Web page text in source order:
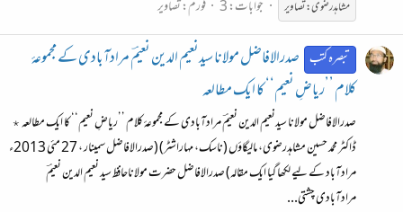
مشاہدرضوی:تصاویر
جوابات: 3 فورم:تصاویر
تبصرہ کتب صدرالافاضل مولانا سیدنعیم الدین نعیمؔ مرادآبادی کے مجموعۂ
کلام ’’ریاضِ نعیم‘‘ کا ایک مطالعہ
صدرالافاضل مولانا سیدنعیم الدین نعیمؔ مرادآبادی کے مجموعۂ کلام ’’ریاضِ نعیم‘‘ کا ایک مطالعہ ٭
ڈاکٹر محمد حسین مشاہدرضوی، مالیگاؤں (ناسک، مہاراشٹر) (صدرالافاضل سمینار ، 27 مئی 2013ء
مرادآباد کے لیے لکھا گیا ایک مقالہ) صدرالافاضل حضرت مولاناحافظ سید نعیم الدین نعیمؔ
مرادآبادی چشتی...